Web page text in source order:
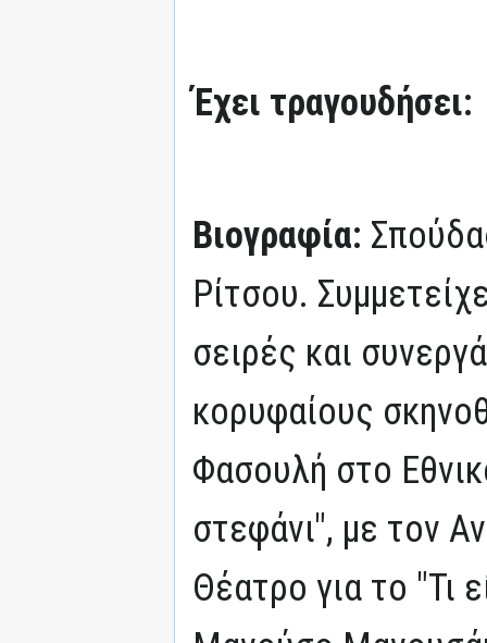
Έχει τραγουδήσει:
Βιογραφία:
Ρίτσου.
σειρές και
κορυφαίους
Φασουλή στο
στεφάνι", με τον
Θέατρο για το "Τι